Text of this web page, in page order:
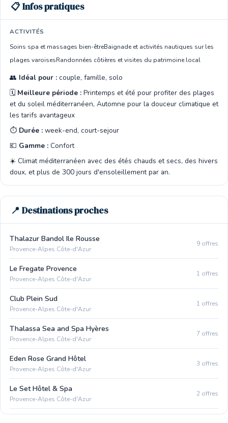
📋 Infos pratiques
ACTIVITÉS
Soins spa et massages bien-êtreBaignade et activités nautiques sur les
plages varoisesRandonnées côtières et visites du patrimoine local
👥 Idéal pour : couple, famille, solo
🗓️ Meilleure période : Printemps et été pour profiter des plages
et du soleil méditerranéen, Automne pour la douceur climatique et
les tarifs avantageux
⏱️ Durée : week-end, court-sejour
💶 Gamme : Confort
☀️ Climat méditerranéen avec des étés chauds et secs, des hivers
doux, et plus de 300 jours d'ensoleillement par an.
📍 Destinations proches
Thalazur Bandol Ile Rousse
Provence-Alpes Côte-d'Azur
9 offres
Le Fregate Provence
Provence-Alpes Côte-d'Azur
1 offres
Club Plein Sud
Provence-Alpes Côte-d'Azur
1 offres
Thalassa Sea and Spa Hyères
Provence-Alpes Côte-d'Azur
7 offres
Eden Rose Grand Hôtel
Provence-Alpes Côte-d'Azur
3 offres
Le Set Hôtel & Spa
Provence-Alpes Côte-d'Azur
2 offres